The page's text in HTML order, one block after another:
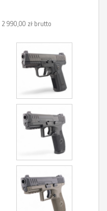
2 990,00 zł brutto